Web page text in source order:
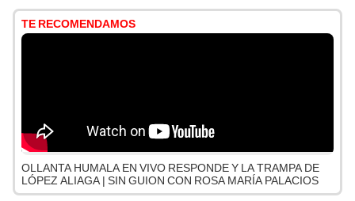
TE RECOMENDAMOS
OLLANTA HUMALA EN VIVO RESPONDE Y LA TRAMPA DE
LÓPEZ ALIAGA | SIN GUION CON ROSA MARÍA PALACIOS